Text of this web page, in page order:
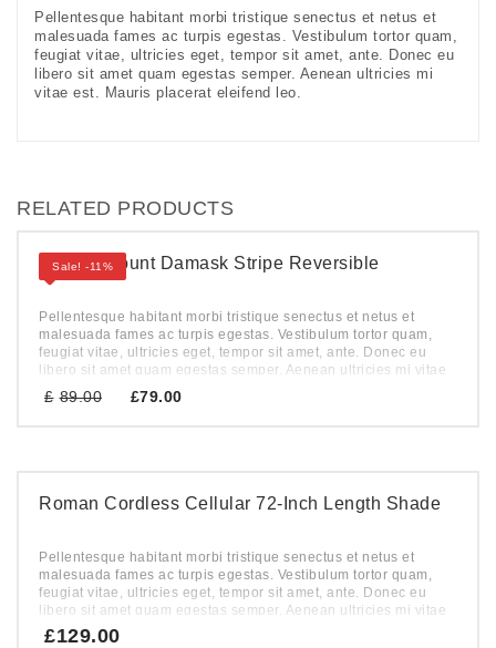
Pellentesque habitant morbi tristique senectus et netus et
malesuada fames ac turpis egestas. Vestibulum tortor quam,
feugiat vitae, ultricies eget, tempor sit amet, ante. Donec eu
libero sit amet quam egestas semper. Aenean ultricies mi
vitae est. Mauris placerat eleifend leo.
RELATED PRODUCTS
Sale! -11%
Thread-Count Damask Stripe Reversible
Pellentesque habitant morbi tristique senectus et netus et
malesuada fames ac turpis egestas. Vestibulum tortor quam,
feugiat vitae, ultricies eget, tempor sit amet, ante. Donec eu
libero sit amet quam egestas semper. Aenean ultricies mi vitae
est. Mauris placerat eleifend leo.
£ 89.00
Original
£79.00
Roman Cordless Cellular 72-Inch Length Shade
Pellentesque habitant morbi tristique senectus et netus et
malesuada fames ac turpis egestas. Vestibulum tortor quam,
feugiat vitae, ultricies eget, tempor sit amet, ante. Donec eu
libero sit amet quam egestas semper. Aenean ultricies mi vitae
est. Mauris placerat eleifend leo.
£129.00